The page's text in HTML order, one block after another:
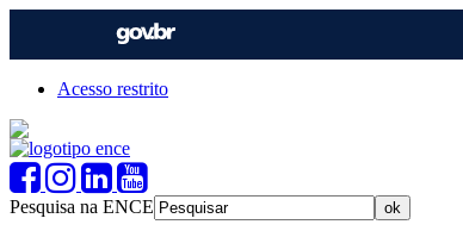
Acesso restrito
Pesquisa na ENCE